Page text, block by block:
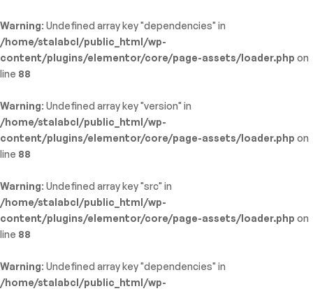
Warning: Undefined array key "dependencies" in
/home/stalabcl/public_html/wp-
content/plugins/elementor/core/page-assets/loader.php on
line 88
Warning: Undefined array key "version" in
/home/stalabcl/public_html/wp-
content/plugins/elementor/core/page-assets/loader.php on
line 88
Warning: Undefined array key "src" in
/home/stalabcl/public_html/wp-
content/plugins/elementor/core/page-assets/loader.php on
line 88
Warning: Undefined array key "dependencies" in
/home/stalabcl/public_html/wp-